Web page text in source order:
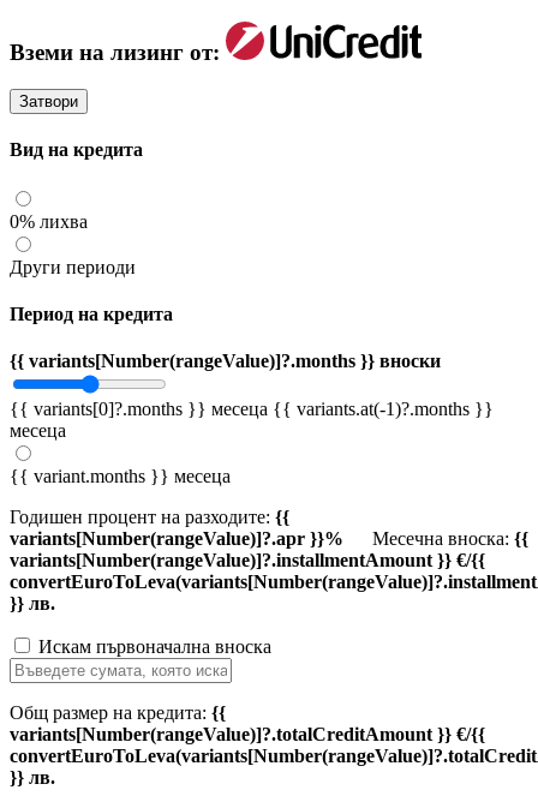
Вземи на лизинг от:
Затвори
Вид на кредита
0% лихва
Други периоди
Период на кредита
{{ variants[Number(rangeValue)]?.months }} вноски
{{ variants[0]?.months }} месеца {{ variants.at(-1)?.months }}
месеца
{{ variant.months }} месеца
Годишен процент на разходите: {{
variants[Number(rangeValue)]?.apr }}%
Месечна вноска: {{
variants[Number(rangeValue)]?.installmentAmount }} €/{{
}} лв.
Искам първоначална вноска
Общ размер на кредита: {{
variants[Number(rangeValue)]?.totalCreditAmount }} €/{{
}} лв.